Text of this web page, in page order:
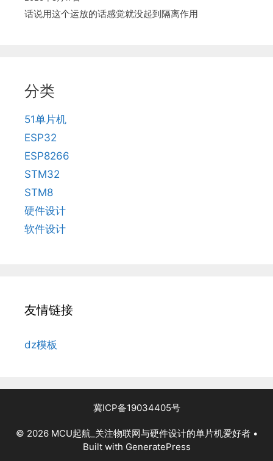
话说用这个运放的话感觉就没起到隔离作用
分类
51单片机
ESP32
ESP8266
STM32
STM8
硬件设计
软件设计
友情链接
dz模板
冀ICP备19034405号
© 2026 MCU起航_关注物联网与硬件设计的单片机爱好者•
Built with GeneratePress